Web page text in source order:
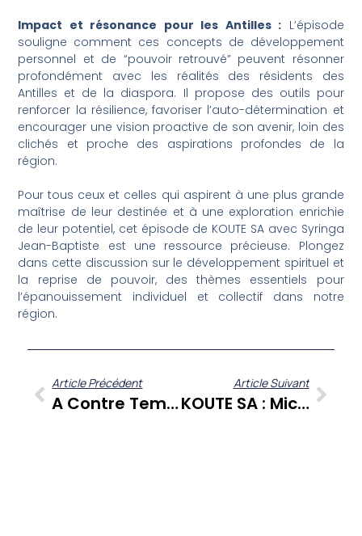
Impact et résonance pour les Antilles : L’épisode
souligne comment ces concepts de développement
personnel et de “pouvoir retrouvé” peuvent résonner
profondément avec les réalités des résidents des
Antilles et de la diaspora. Il propose des outils pour
renforcer la résilience, favoriser l’auto-détermination et
encourager une vision proactive de son avenir, loin des
clichés et proche des aspirations profondes de la
région.
Pour tous ceux et celles qui aspirent à une plus grande
maîtrise de leur destinée et à une exploration enrichie
de leur potentiel, cet épisode de KOUTE SA avec Syringa
Jean-Baptiste est une ressource précieuse. Plongez
dans cette discussion sur le développement spirituel et
la reprise de pouvoir, des thèmes essentiels pour
l’épanouissement individuel et collectif dans notre
région.
Article Précédent
A Contre Temps : Gérard Dorwling Carter Et Ses Chroniqueurs Offrent Un Éclairage Différent Sur L’actualité Des Antilles Et De La Guyane
Article Suivant
KOUTE SA : Michel Destin De La DRAJES Martinique Éclaire La Grande Cause Nationale 2024 Et Le Sport-Santé Régional